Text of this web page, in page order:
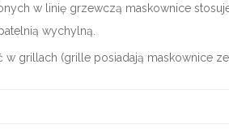
w linię grzewczą maskownice
wychylną.
w grillach (grille posiadają maskownice